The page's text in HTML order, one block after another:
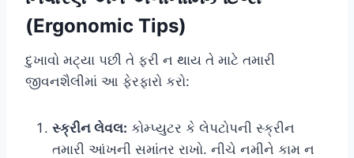
(Ergonomic Tips)
દુખાવો મટ્યા પછી તે ફરી ન થાય તે માટે તમારી
જીવનશૈલીમાં આ ફેરફારો કરો:
સ્ક્રીન લેવલ: કોમ્પ્યુટર કે લેપટોપની સ્ક્રીન
તમારી આંખની સમાંતર રાખો. નીચે નમીને કામ ન